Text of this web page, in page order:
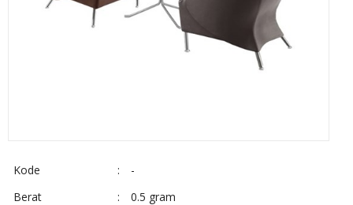
Kode :
-
Berat
:
0.5 gram